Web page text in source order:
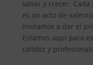
sanar y crecer.
es un acto de
invitamos a dar el
Estamos aquí para
calidez y